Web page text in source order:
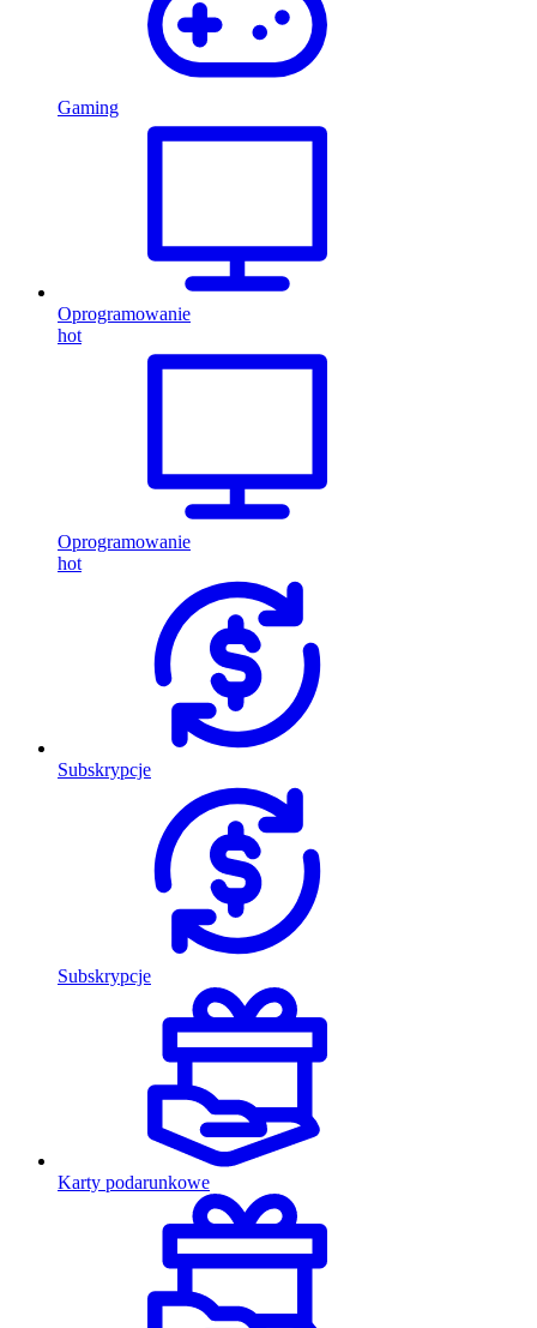
Gaming
Oprogramowanie
hot
Oprogramowanie
hot
Subskrypcje
Subskrypcje
Karty podarunkowe